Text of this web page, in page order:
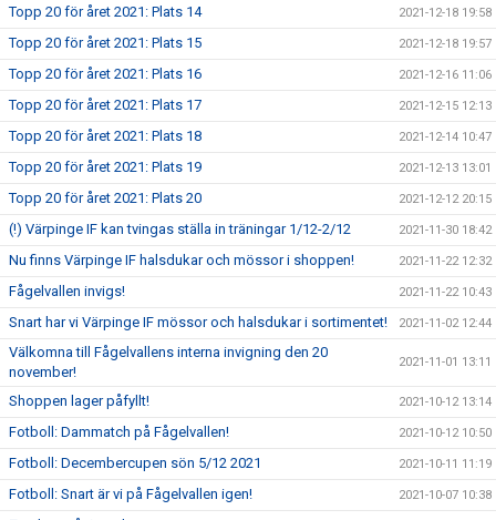
Topp 20 för året 2021: Plats 14 2021-12-18 19:58
Topp 20 för året 2021: Plats 15 2021-12-18 19:57
Topp 20 för året 2021: Plats 16 2021-12-16 11:06
Topp 20 för året 2021: Plats 17 2021-12-15 12:13
Topp 20 för året 2021: Plats 18 2021-12-14 10:47
Topp 20 för året 2021: Plats 19 2021-12-13 13:01
Topp 20 för året 2021: Plats 20 2021-12-12 20:15
(!) Värpinge IF kan tvingas ställa in träningar 1/12-2/12 2021-11-30 18:42
Nu finns Värpinge IF halsdukar och mössor i shoppen! 2021-11-22 12:32
Fågelvallen invigs! 2021-11-22 10:43
Snart har vi Värpinge IF mössor och halsdukar i sortimentet! 2021-11-02 12:44
Välkomna till Fågelvallens interna invigning den 20
november!
2021-11-01 13:11
Shoppen lager påfyllt! 2021-10-12 13:14
Fotboll: Dammatch på Fågelvallen! 2021-10-12 10:50
Fotboll: Decembercupen sön 5/12 2021 2021-10-11 11:19
Fotboll: Snart är vi på Fågelvallen igen! 2021-10-07 10:38